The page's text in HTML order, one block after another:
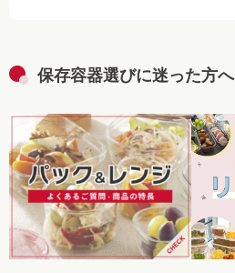
保存容器選びに迷った方へ